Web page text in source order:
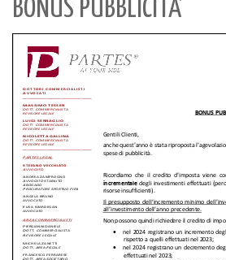
BONUS PUBBLICITA’